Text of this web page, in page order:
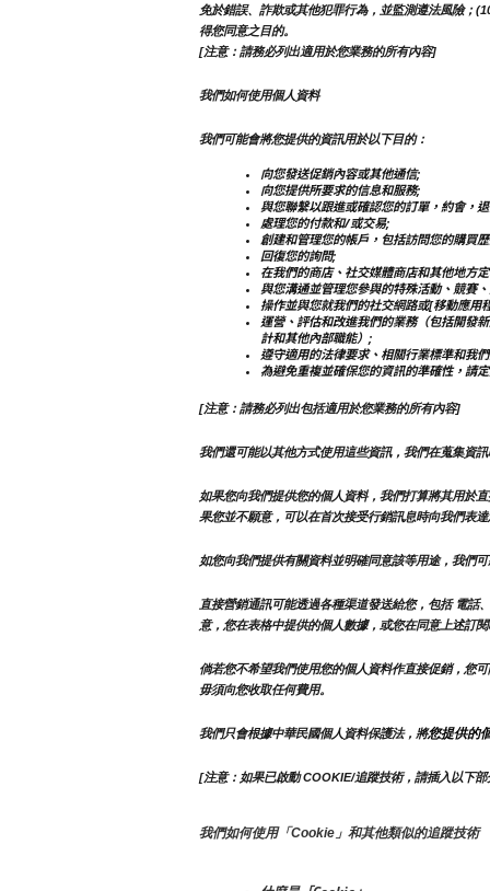
免於錯誤、詐欺或其他犯罪行為，並監測遵法風險；
得您同意之目的。
[注意：請務必列出適用於您業務的所有內容]
我們如何使用個人資料
我們可能會將您提供的資訊用於以下目的：
向您發送促銷內容或其他通信;
向您提供所要求的信息和服務;
與您聯繫以跟進或確認您的訂單，約會，
處理您的付款和/或交易;
創建和管理您的帳戶，包括訪問您的購買
回復您的詢問;
在我們的商店、社交媒體商店和其他地方
與您溝通並管理您參與的特殊活動、競賽
操作並與您就我們的社交網路或[移動應用
運營、評估和改進我們的業務（包括開發
計和其他內部職能）;
遵守適用的法律要求、相關行業標準和我
為避免重複並確保您的資訊的準確性，請
[注意：請務必列出包括適用於您業務的所有內容]
我們還可能以其他方式使用這些資訊，我們在蒐集資
如果您向我們提供您的個人資料，我們打算將其用於
果您並不願意，可以在首次接受行銷訊息時向我們表
如您向我們提供有關資料並明確同意該等用途，我們
直接營銷通訊可能透過各種渠道發送給您，包括 電話
意，您在表格中提供的個人數據，或您在同意上述訂
倘若您不希望我們使用您的個人資料作直接促銷，您
毋須向您收取任何費用。
我們只會根據中華民國個人資料保護法，將您提供的
[注意：如果已啟動 COOKIE/追蹤技術，請插入以下部
我們如何使用「Cookie」和其他類似的追蹤技術